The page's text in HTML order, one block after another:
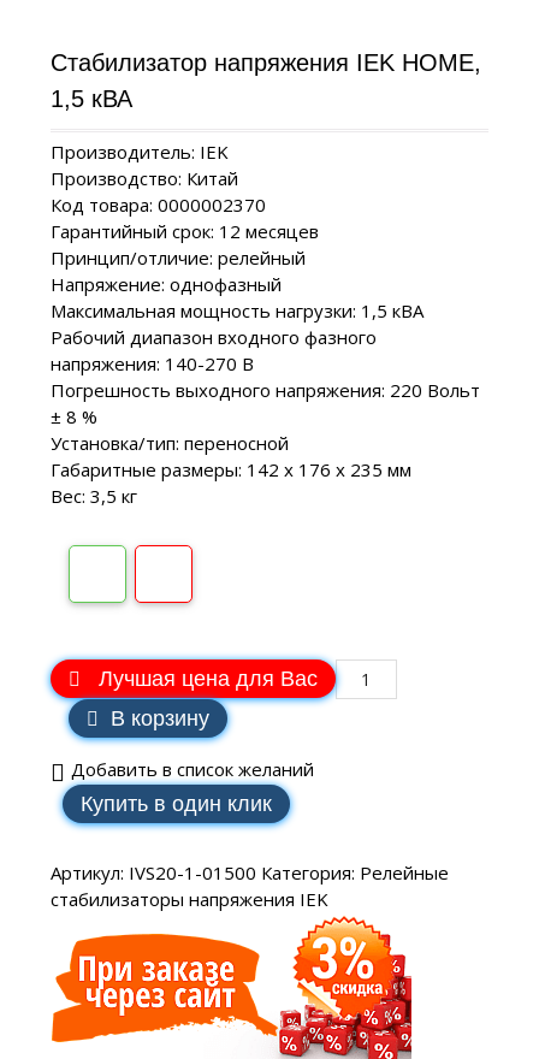
Стабилизатор напряжения IEK HOME,
1,5 кВА
Производитель: IEK
Производство: Китай
Код товара: 0000002370
Гарантийный срок: 12 месяцев
Принцип/отличие: релейный
Напряжение: однофазный
Максимальная мощность нагрузки: 1,5 кВA
Рабочий диапазон входного фазного
напряжения: 140-270 В
Погрешность выходного напряжения: 220 Вольт
± 8 %
Установка/тип: переносной
Габаритные размеры: 142 х 176 х 235 мм
Вес: 3,5 кг
Лучшая цена для Вас
В корзину
Добавить в список желаний
Купить в один клик
Артикул: IVS20-1-01500 Категория: Релейные
стабилизаторы напряжения IEK